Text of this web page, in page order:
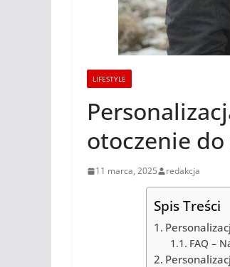
LIFESTYLE
otoczenie
11 marca, 2025 redakcja
Spis Treści
FAQ –